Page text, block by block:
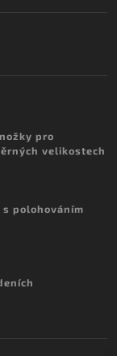
pro
velikostech
polohováním